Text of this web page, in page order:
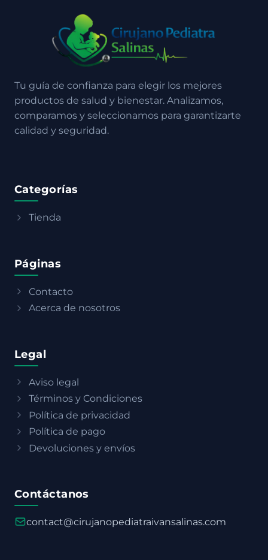
Tu guía de confianza para elegir los mejores
productos de salud y bienestar. Analizamos,
comparamos y seleccionamos para garantizarte
calidad y seguridad.
Categorías
Tienda
Páginas
Contacto
Acerca de nosotros
Legal
Aviso legal
Términos y Condiciones
Política de privacidad
Política de pago
Devoluciones y envíos
Contáctanos
contact@cirujanopediatraivansalinas.com